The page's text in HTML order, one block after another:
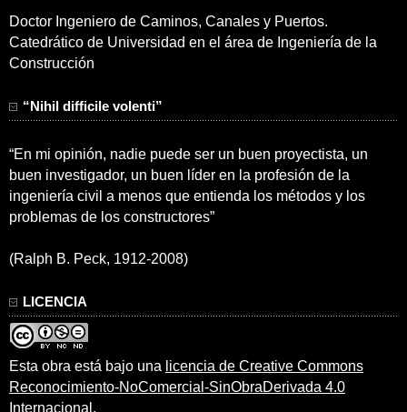
Doctor Ingeniero de Caminos, Canales y Puertos.
Catedrático de Universidad en el área de Ingeniería de la
Construcción
“Nihil difficile volenti”
“En mi opinión, nadie puede ser un buen proyectista, un
buen investigador, un buen líder en la profesión de la
ingeniería civil a menos que entienda los métodos y los
problemas de los constructores”
(Ralph B. Peck, 1912-2008)
LICENCIA
Esta obra está bajo una licencia de Creative Commons
Reconocimiento-NoComercial-SinObraDerivada 4.0
Internacional .